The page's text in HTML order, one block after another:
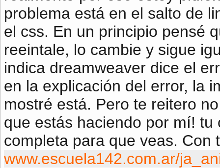
problema está en el salto de
el css. En un principio pensé
reeintale, lo cambie y sigue
indica dreamweaver dice el
en la explicación del error, la
mostré está. Pero te reitero
que estás haciendo por mí!
completa para que veas. Con
www.escuela142.com.ar/